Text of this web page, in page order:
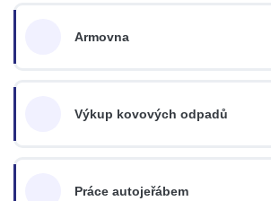
Armovna
Výkup kovových odpadů
Práce autojeřábem